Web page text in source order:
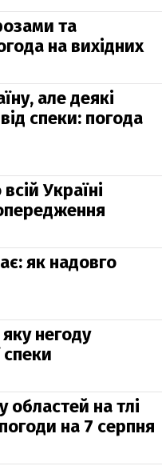
та
на вихідних
але деякі
спеки: погода
Україні
як надовго
негоду
спеки
областей на тлі
на 7 серпня